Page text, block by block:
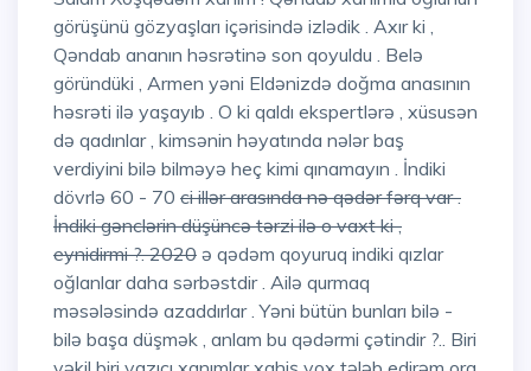
görüşünü gözyaşları içərisində izlədik . Axır ki ,
Qəndab ananın həsrətinə son qoyuldu . Belə
göründüki , Armen yəni Eldənizdə doğma anasının
həsrəti ilə yaşayıb . O ki qaldı ekspertlərə , xüsusən
də qadınlar , kimsənin həyatında nələr baş
verdiyini bilə bilməyə heç kimi qınamayın . İndiki
dövrlə 60 - 70 ci illər arasında nə qədər fərq var .
İndiki gənclərin düşüncə tərzi ilə o vaxt ki ,
eynidirmi ?. 2020 ə qədəm qoyuruq indiki qızlar
oğlanlar daha sərbəstdir . Ailə qurmaq
məsələsində azaddırlar . Yəni bütün bunları bilə -
bilə başa düşmək , anlam bu qədərmi çətindir ?.. Biri